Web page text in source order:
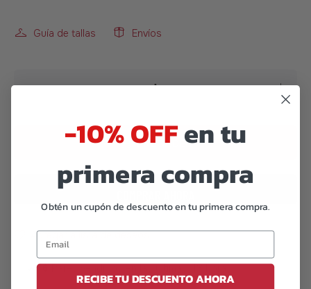
Guía de tallas Envíos
PREORDER
Agregar a lista de deseos
🔥 6Pares vendidos en las últimas 48 horas
-10% OFFen tu
primera compra
Obtén un cupón de descuento en tu primera compra.
RECIBE TU DESCUENTO AHORA